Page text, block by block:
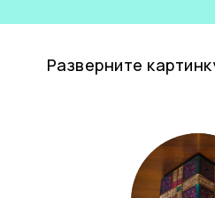
Разверните